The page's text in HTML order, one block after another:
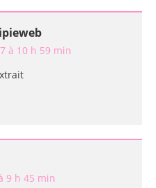
à 10 h 59 min
9 h 45 min